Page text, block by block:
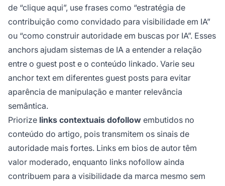
de “clique aqui”, use frases como “estratégia de
contribuição como convidado para visibilidade em IA”
ou “como construir autoridade em buscas por IA”. Esses
anchors ajudam sistemas de IA a entender a relação
entre o guest post e o conteúdo linkado. Varie seu
anchor text em diferentes guest posts para evitar
aparência de manipulação e manter relevância
semântica.
Priorize links contextuais dofollow embutidos no
conteúdo do artigo, pois transmitem os sinais de
autoridade mais fortes. Links em bios de autor têm
valor moderado, enquanto links nofollow ainda
contribuem para a visibilidade da marca mesmo sem